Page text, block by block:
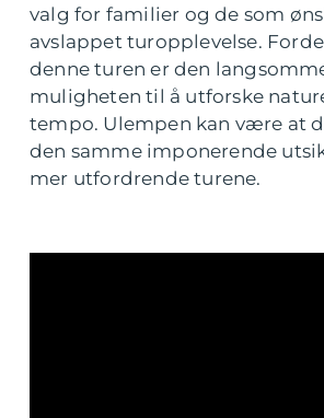
valg for familier og de som
avslappet turopplevelse.
denne turen er den
muligheten til å utforske
tempo. Ulempen kan være at
den samme imponerende
mer utfordrende turene.